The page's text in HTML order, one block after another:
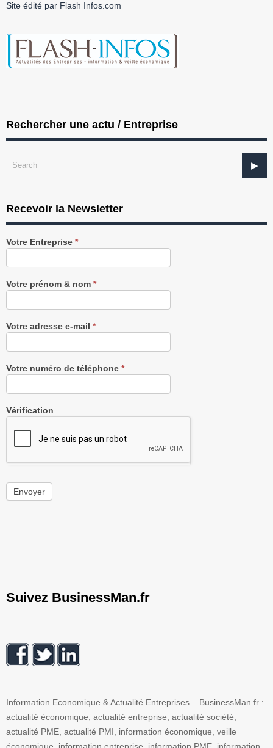
Site édité par Flash Infos.com
Rechercher une actu / Entreprise
Recevoir la Newsletter
Recevez
notre
gratuitement
Votre Entreprise *
Votre prénom & nom *
Votre adresse e-mail *
Votre numéro de téléphone *
Vérification
Envoyer
Suivez BusinessMan.fr
Information Economique & Actualité Entreprises – BusinessMan.fr :
actualité économique, actualité entreprise, actualité société,
actualité PME, actualité PMI, information économique, veille